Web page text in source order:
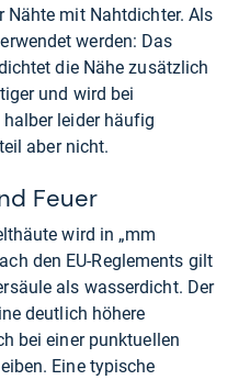
Nähte mit Nahtdichter. Als
werden: Das
die Nähe zusätzlich
und wird bei
leider häufig
aber nicht.
Feuer
wird in „mm
den EU-Reglements gilt
als wasserdicht. Der
deutlich höhere
bei einer punktuellen
Eine typische